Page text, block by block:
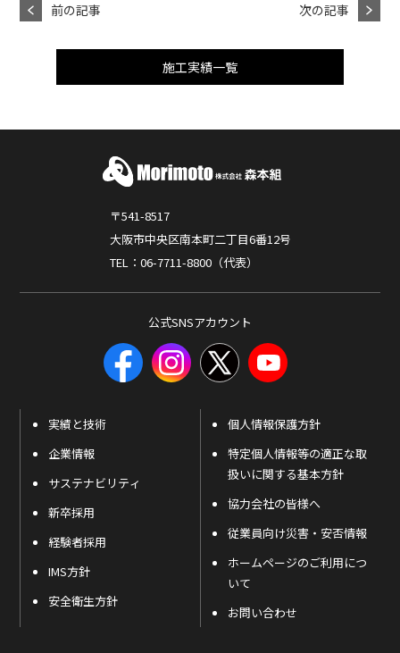
前の記事 次の記事
施工実績一覧
〒541-8517
大阪市中央区南本町二丁目6番12号
TEL：06-7711-8800（代表）
公式SNSアカウント
実績と技術
企業情報
サステナビリティ
新卒採用
経験者採用
IMS方針
安全衛生方針
個人情報保護方針
特定個人情報等の適正な取
扱いに関する基本方針
協力会社の皆様へ
従業員向け災害・安否情報
ホームページのご利用につ
いて
お問い合わせ